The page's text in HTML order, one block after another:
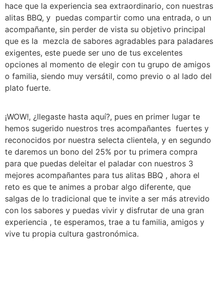
hace que la experiencia sea extraordinario, con nuestras
alitas BBQ, y puedas compartir como una entrada, o un
acompañante, sin perder de vista su objetivo principal
que es la mezcla de sabores agradables para paladares
exigentes, este puede ser uno de tus excelentes
opciones al momento de elegir con tu grupo de amigos
o familia, siendo muy versátil, como previo o al lado del
plato fuerte.
¡WOW!, ¿llegaste hasta aquí?, pues en primer lugar te
hemos sugerido nuestros tres acompañantes fuertes y
reconocidos por nuestra selecta clientela, y en segundo
te daremos un bono del 25% por tu primera compra
para que puedas deleitar el paladar con nuestros 3
mejores acompañantes para tus alitas BBQ , ahora el
reto es que te animes a probar algo diferente, que
salgas de lo tradicional que te invite a ser más atrevido
con los sabores y puedas vivir y disfrutar de una gran
experiencia , te esperamos, trae a tu familia, amigos y
vive tu propia cultura gastronómica.